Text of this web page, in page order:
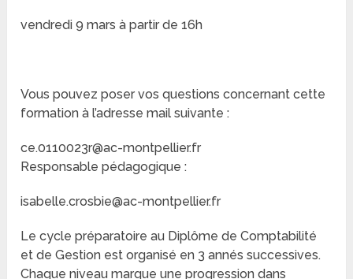
vendredi 9 mars à partir de 16h
Vous pouvez poser vos questions concernant cette
formation à l’adresse mail suivante :
ce.0110023r@ac-montpellier.fr
Responsable pédagogique :
isabelle.crosbie@ac-montpellier.fr
Le cycle préparatoire au Diplôme de Comptabilité
et de Gestion est organisé en 3 annés successives.
Chaque niveau marque une progression dans